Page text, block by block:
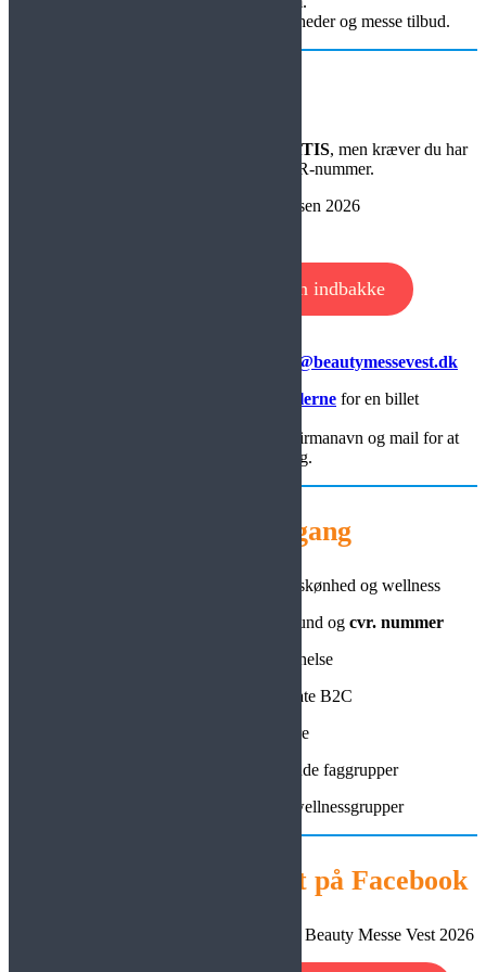
og benyt dig af alle de mange gode nyheder og messe tilbud.
GRATIS, men kræver du har
en billet og fagrelateret CVR-nummer.
Få din gratis billet til messen 2026
Modtag billet direkte i din indbakke
info@beautymessevest.dk
udstillerne for en billet
Ved bestilling af billet skal vi bruge dit firmanavn og mail for at
tilsende billet til dig.
Hvem har adgang
• Alle med faglig baggrund indenfor skønhed og wellness
• Firmaer med brancherelateret baggrund og cvr. nummer
• Elever under uddannelse
adgang for private B2C
• Nye iværksættere
• Sparring og inspirationssøgende faggrupper
• Faglig relateret skønheds- & wellnessgrupper
Følg Beauty Messe Vest på Facebook
– Få inspiration og up-dates om Beauty Messe Vest 2026